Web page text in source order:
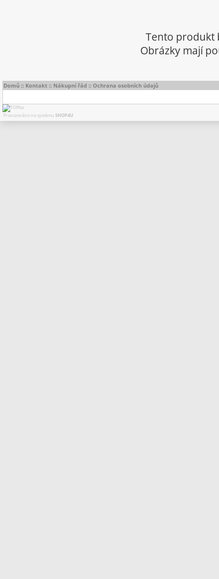
Tento produkt
Obrázky mají
Domů :: Kontakt :: Nákupní řád :: Ochrana osobních údajů
Provozováno na systému SHOP4U